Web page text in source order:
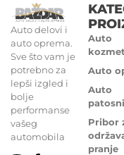
Auto delovi i
auto oprema.
Sve što vam je
potrebno za
lepši izgled i
bolje
performanse
vašeg
automobila
Auto
Auto
Auto
Pribor
pranje